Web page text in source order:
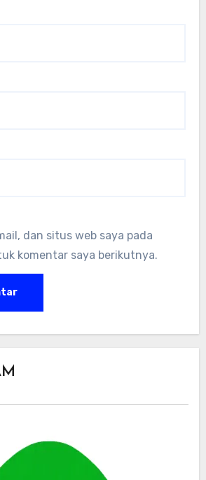
dan situs web saya pada
komentar saya berikutnya.